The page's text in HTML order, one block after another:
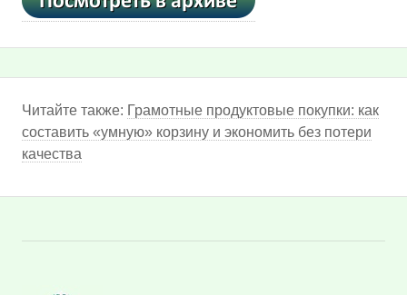
Читайте также: Грамотные продуктовые покупки: как
составить «умную» корзину и экономить без потери
качества